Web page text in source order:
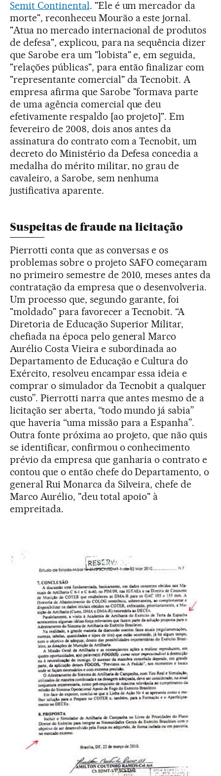
Semit Continental. "Ele é um mercador da
morte", reconheceu Mourão a este jornal.
"Atua no mercado internacional de produtos
de defesa", explicou, para na sequência dizer
que Sarobe era um "lobista" e, em seguida,
"relações públicas", para então finalizar com
"representante comercial" da Tecnobit. A
empresa afirma que Sarobe "formava parte
de uma agência comercial que deu
efetivamente respaldo [ao projeto]". Em
fevereiro de 2008, dois anos antes da
assinatura do contrato com a Tecnobit, um
decreto do Ministério da Defesa concedia a
medalha do mérito militar, no grau de
cavaleiro, a Sarobe, sem nenhuma
justificativa aparente.
Suspeitas de fraude na licitação
Pierrotti conta que as conversas e os
problemas sobre o projeto SAFO começaram
no primeiro semestre de 2010, meses antes da
contratação da empresa que o desenvolveria.
Um processo que, segundo garante, foi
"moldado" para favorecer a Tecnobit. “A
Diretoria de Educação Superior Militar,
chefiada na época pelo general Marco
Aurélio Costa Vieira e subordinada ao
Departamento de Educação e Cultura do
Exército, resolveu encampar essa ideia e
comprar o simulador da Tecnobit a qualquer
custo”. Pierrotti narra que antes mesmo de a
licitação ser aberta, “todo mundo já sabia”
que haveria “uma missão para a Espanha”.
Outra fonte próxima ao projeto, que não quis
se identificar, confirmou o conhecimento
prévio da empresa que ganharia o contrato e
contou que o então chefe do Departamento, o
general Rui Monarca da Silveira, chefe de
Marco Aurélio, "deu total apoio" à
empreitada.